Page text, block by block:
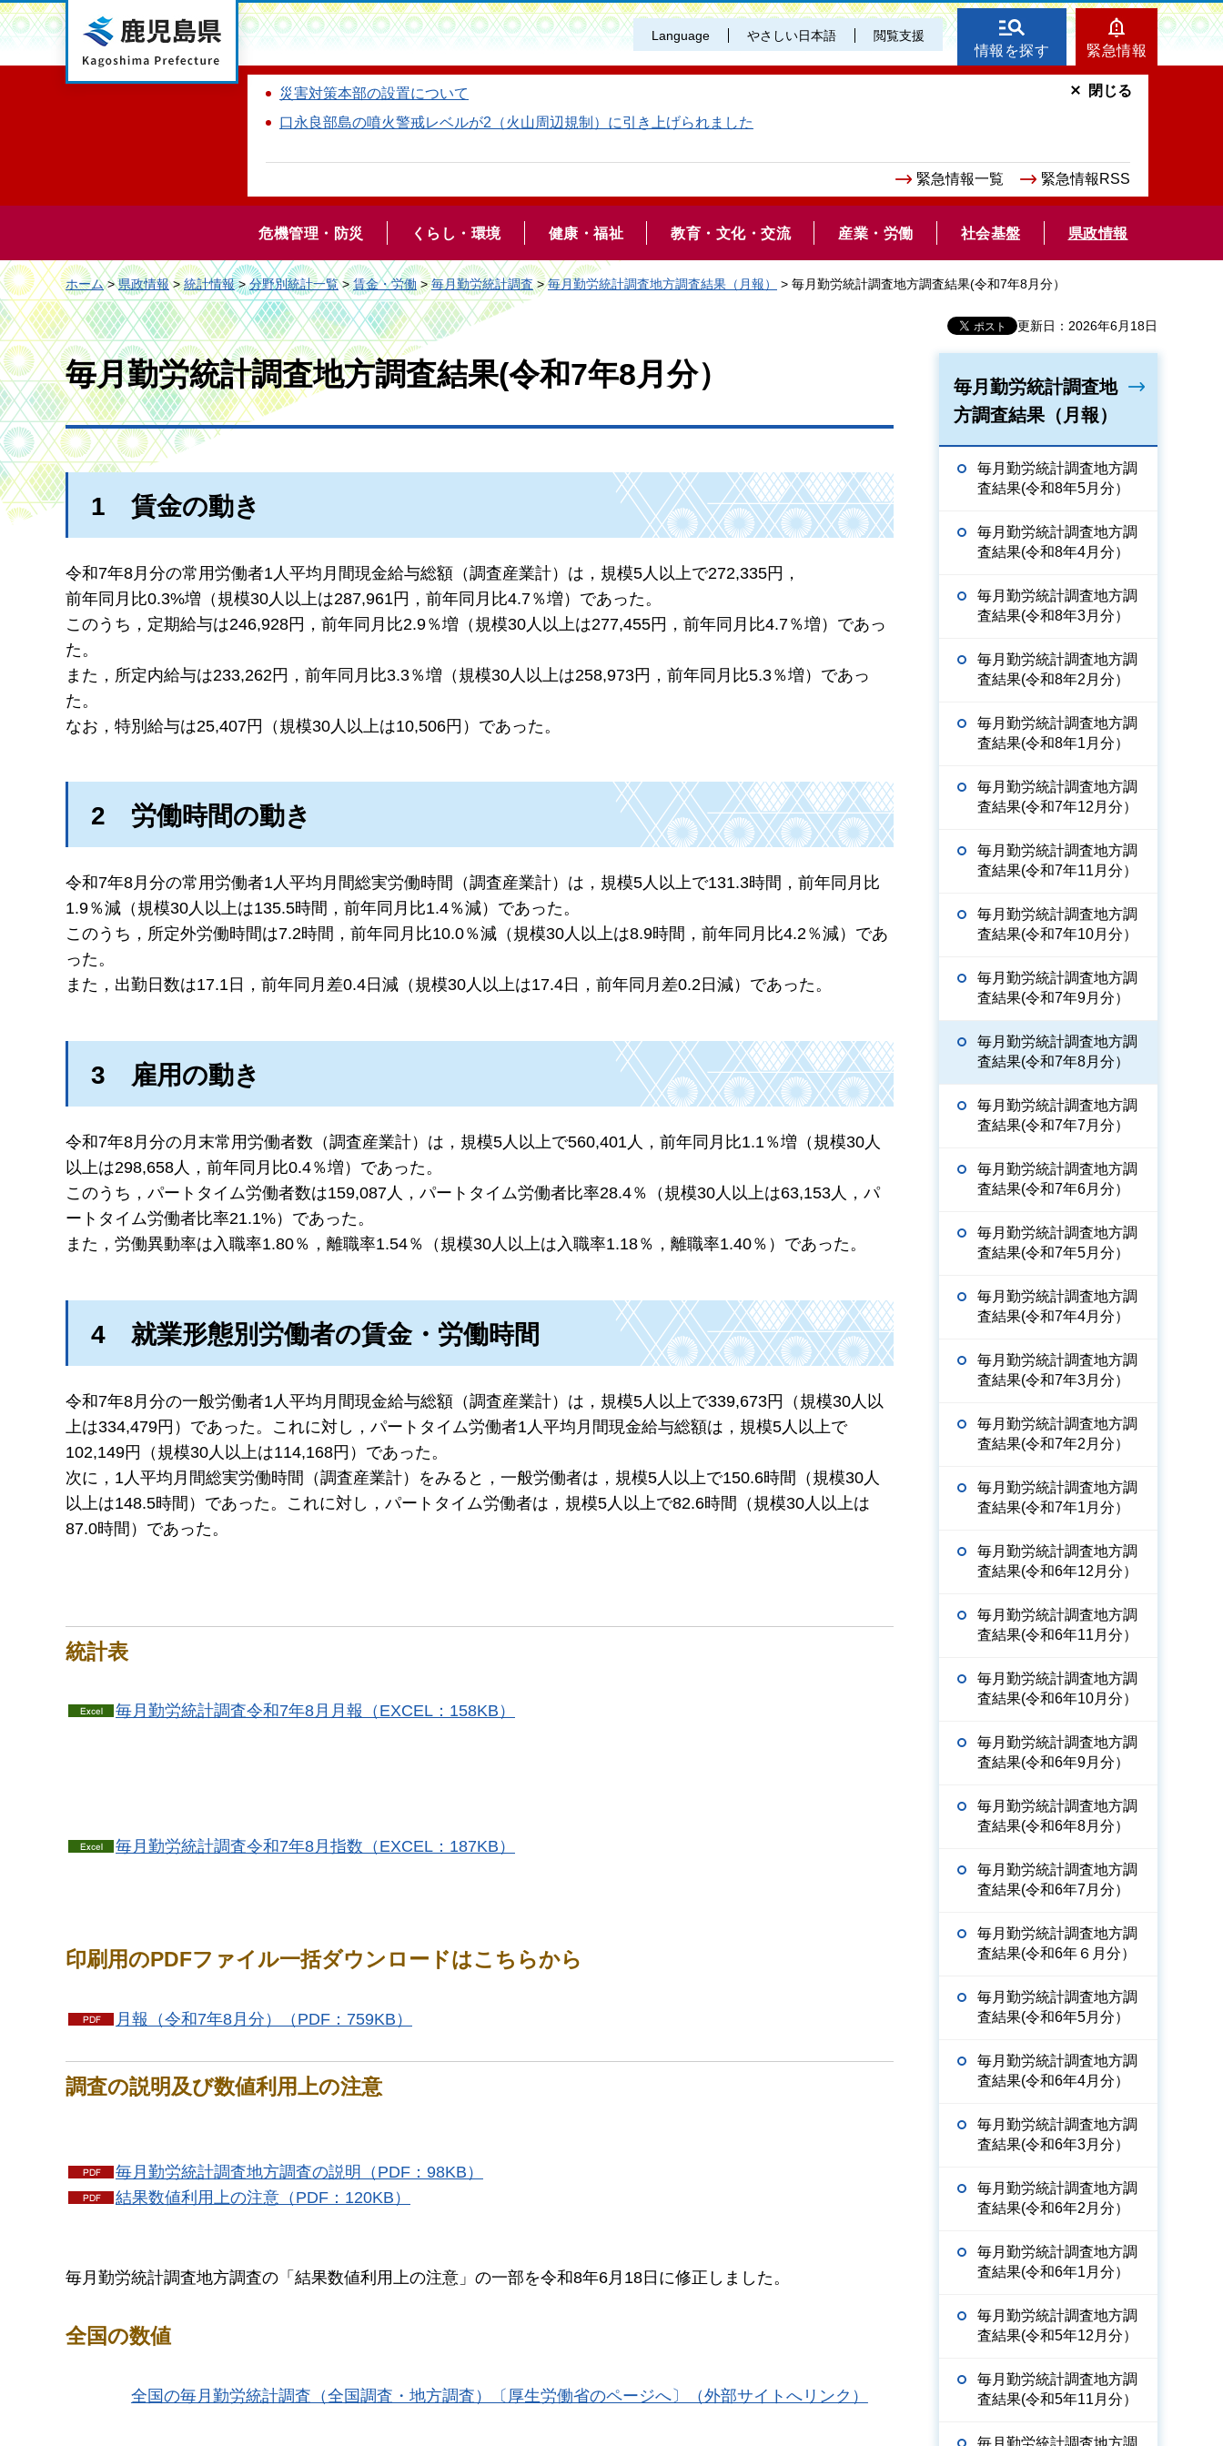
鹿児島県 Language やさしい日本語 閲覧支援
情報を探す 緊急情報
災害対策本部の設置について
口永良部島の噴火警戒レベルが2（火山周辺規制）に引き上げられました
緊急情報一覧 緊急情報RSS
閉じる
危機管理・防災 くらし・環境 健康・福祉 教育・文化・交流 産業・労働 社会基盤 県政情報
ホーム>県政情報>統計情報>分野別統計一覧>賃金・労働>毎月勤労統計調査>毎月勤労統計調査地方調査結果（月報） > 毎月勤労統計調査地方調査結果(令和7年8月分）
更新日：2026年6月18日
毎月勤労統計調査地方調査結果(令和7年8月分）
1 賃金の動き
令和7年8月分の常用労働者1人平均月間現金給与総額（調査産業計）は，規模5人以上で272,335円，
前年同月比0.3%増（規模30人以上は287,961円，前年同月比4.7％増）であった。
このうち，定期給与は246,928円，前年同月比2.9％増（規模30人以上は277,455円，前年同月比4.7％増）であっ
た。
また，所定内給与は233,262円，前年同月比3.3％増（規模30人以上は258,973円，前年同月比5.3％増）であっ
た。
なお，特別給与は25,407円（規模30人以上は10,506円）であった。
2 労働時間の動き
令和7年8月分の常用労働者1人平均月間総実労働時間（調査産業計）は，規模5人以上で131.3時間，前年同月比
1.9％減（規模30人以上は135.5時間，前年同月比1.4％減）であった。
このうち，所定外労働時間は7.2時間，前年同月比10.0％減（規模30人以上は8.9時間，前年同月比4.2％減）であ
った。
また，出勤日数は17.1日，前年同月差0.4日減（規模30人以上は17.4日，前年同月差0.2日減）であった。
3 雇用の動き
令和7年8月分の月末常用労働者数（調査産業計）は，規模5人以上で560,401人，前年同月比1.1％増（規模30人
以上は298,658人，前年同月比0.4％増）であった。
このうち，パートタイム労働者数は159,087人，パートタイム労働者比率28.4％（規模30人以上は63,153人，パ
ートタイム労働者比率21.1%）であった。
また，労働異動率は入職率1.80％，離職率1.54％（規模30人以上は入職率1.18％，離職率1.40％）であった。
4 就業形態別労働者の賃金・労働時間
令和7年8月分の一般労働者1人平均月間現金給与総額（調査産業計）は，規模5人以上で339,673円（規模30人以
上は334,479円）であった。これに対し，パートタイム労働者1人平均月間現金給与総額は，規模5人以上で
102,149円（規模30人以上は114,168円）であった。
次に，1人平均月間総実労働時間（調査産業計）をみると，一般労働者は，規模5人以上で150.6時間（規模30人
以上は148.5時間）であった。これに対し，パートタイム労働者は，規模5人以上で82.6時間（規模30人以上は
87.0時間）であった。
統計表
毎月勤労統計調査令和7年8月月報（EXCEL：158KB）
毎月勤労統計調査令和7年8月指数（EXCEL：187KB）
印刷用のPDFファイル一括ダウンロードはこちらから
月報（令和7年8月分）（PDF：759KB）
調査の説明及び数値利用上の注意
毎月勤労統計調査地方調査の説明（PDF：98KB）
結果数値利用上の注意（PDF：120KB）
毎月勤労統計調査地方調査の「結果数値利用上の注意」の一部を令和8年6月18日に修正しました。
全国の数値
全国の毎月勤労統計調査（全国調査・地方調査）〔厚生労働省のページへ〕（外部サイトへリンク）
毎月勤労統計調査地
方調査結果（月報）
毎月勤労統計調査地方調
査結果(令和8年5月分）
毎月勤労統計調査地方調
査結果(令和8年4月分）
毎月勤労統計調査地方調
査結果(令和8年3月分）
毎月勤労統計調査地方調
査結果(令和8年2月分）
毎月勤労統計調査地方調
査結果(令和8年1月分）
毎月勤労統計調査地方調
査結果(令和7年12月分）
毎月勤労統計調査地方調
査結果(令和7年11月分）
毎月勤労統計調査地方調
査結果(令和7年10月分）
毎月勤労統計調査地方調
査結果(令和7年9月分）
毎月勤労統計調査地方調
査結果(令和7年8月分）
毎月勤労統計調査地方調
査結果(令和7年7月分）
毎月勤労統計調査地方調
査結果(令和7年6月分）
毎月勤労統計調査地方調
査結果(令和7年5月分）
毎月勤労統計調査地方調
査結果(令和7年4月分）
毎月勤労統計調査地方調
査結果(令和7年3月分）
毎月勤労統計調査地方調
査結果(令和7年2月分）
毎月勤労統計調査地方調
査結果(令和7年1月分）
毎月勤労統計調査地方調
査結果(令和6年12月分）
毎月勤労統計調査地方調
査結果(令和6年11月分）
毎月勤労統計調査地方調
査結果(令和6年10月分）
毎月勤労統計調査地方調
査結果(令和6年9月分）
毎月勤労統計調査地方調
査結果(令和6年8月分）
毎月勤労統計調査地方調
査結果(令和6年7月分）
毎月勤労統計調査地方調
査結果(令和6年６月分）
毎月勤労統計調査地方調
査結果(令和6年5月分）
毎月勤労統計調査地方調
査結果(令和6年4月分）
毎月勤労統計調査地方調
査結果(令和6年3月分）
毎月勤労統計調査地方調
査結果(令和6年2月分）
毎月勤労統計調査地方調
査結果(令和6年1月分）
毎月勤労統計調査地方調
査結果(令和5年12月分）
毎月勤労統計調査地方調
査結果(令和5年11月分）
毎月勤労統計調査地方調